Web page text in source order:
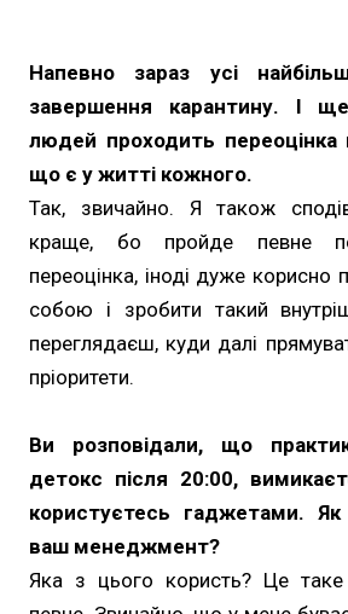
Напевно зараз усі
завершення карантину. І
людей проходить переоцінка
що є у житті кожного.
Так, звичайно. Я також
краще, бо пройде певне
переоцінка, іноді дуже корисно
собою і зробити такий
переглядаєш, куди далі
пріоритети.
Ви розповідали, що
детокс після 20:00,
користуєтесь гаджетами.
ваш менеджмент?
Яка з цього користь? Це